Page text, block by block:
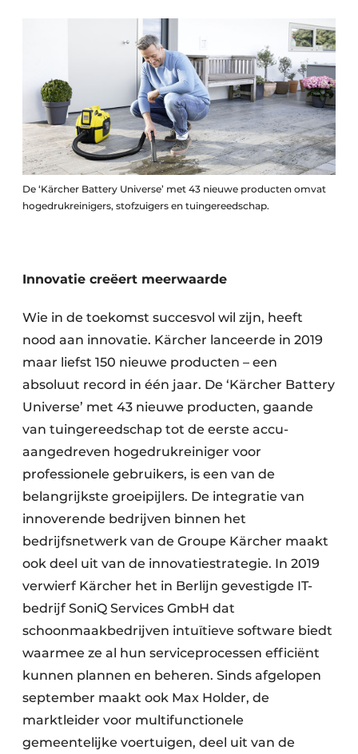
De ‘Kärcher Battery Universe’ met 43 nieuwe producten omvat
hogedrukreinigers, stofzuigers en tuingereedschap.
Innovatie creëert meerwaarde
Wie in de toekomst succesvol wil zijn, heeft
nood aan innovatie. Kärcher lanceerde in 2019
maar liefst 150 nieuwe producten – een
absoluut record in één jaar. De ‘Kärcher Battery
Universe’ met 43 nieuwe producten, gaande
van tuingereedschap tot de eerste accu-
aangedreven hogedrukreiniger voor
professionele gebruikers, is een van de
belangrijkste groeipijlers. De integratie van
innoverende bedrijven binnen het
bedrijfsnetwerk van de Groupe Kärcher maakt
ook deel uit van de innovatiestrategie. In 2019
verwierf Kärcher het in Berlijn gevestigde IT-
bedrijf SoniQ Services GmbH dat
schoonmaakbedrijven intuïtieve software biedt
waarmee ze al hun serviceprocessen efficiënt
kunnen plannen en beheren. Sinds afgelopen
september maakt ook Max Holder, de
marktleider voor multifunctionele
gemeentelijke voertuigen, deel uit van de